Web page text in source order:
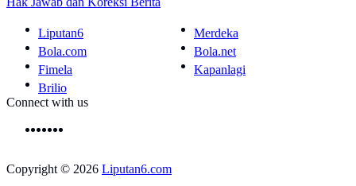
Liputan6
Merdeka
Bola.com
Bola.net
Fimela
Kapanlagi
Brilio
Connect with us
Copyright © 2026 Liputan6.com